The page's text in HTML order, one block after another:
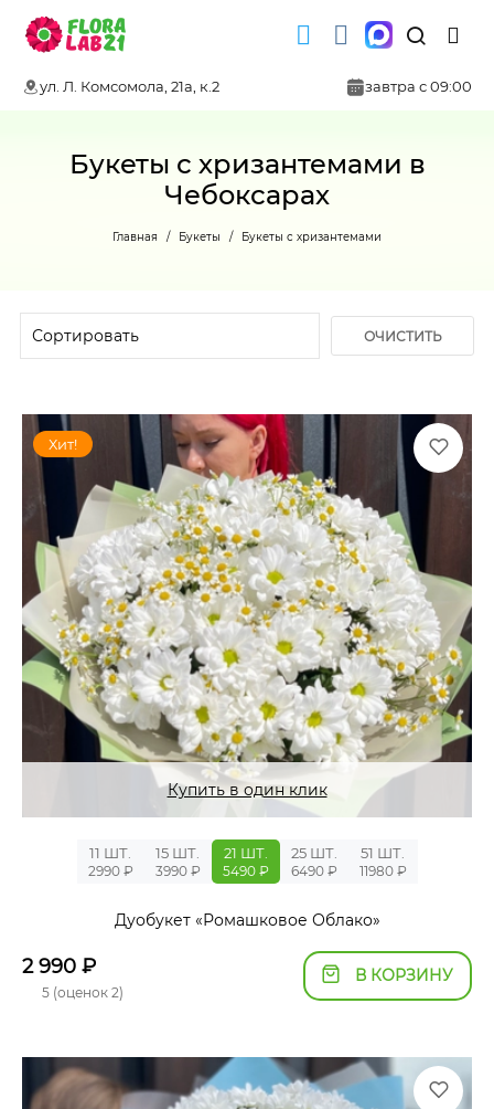
ул. Л. Комсомола, 21а, к.2 завтра с 09:00
Букеты с хризантемами в
Чебоксарах
Главная Букеты Букеты с хризантемами
ОЧИСТИТЬ
Хит!
Купить в один клик
11 ШТ.
2990 ₽
15 ШТ.
3990 ₽
21 ШТ.
5490 ₽
25 ШТ.
6490 ₽
51 ШТ.
11980 ₽
Дуобукет «Ромашковое Облако»
2 990 ₽
5 (оценок 2)
В КОРЗИНУ